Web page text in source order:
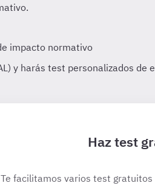
Haz test
Te facilitamos varios test gratuitos